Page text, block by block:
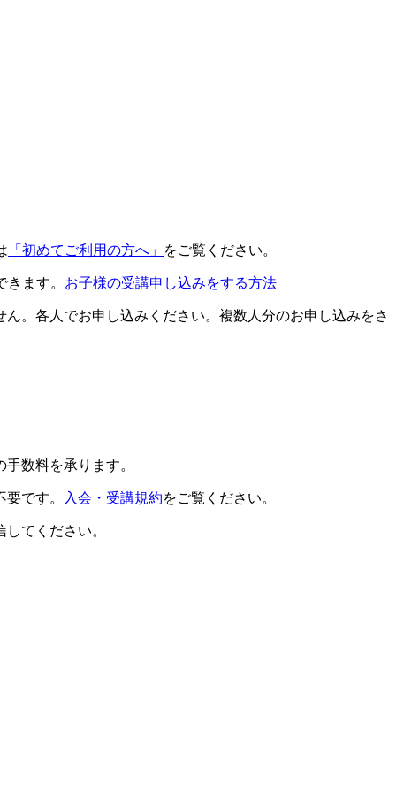
「初めてご利用の方へ」 をご覧ください。
ます。 お子様の受講申し込みをする方法
。各人でお申し込みください。複数人分のお申し込みをさ
数料を承ります。
です。 入会・受講規約をご覧ください。
てください。